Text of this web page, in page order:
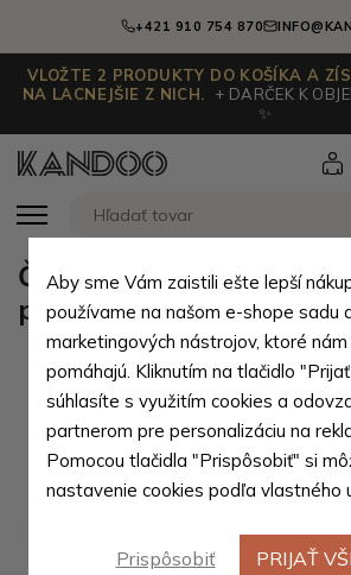
+421 910 754 870
VLOŽTE 2 PRODUKTY DO KOŠÍKA A
NA LACNEJŠIE Z NICH.
+ DARČEK K
✨
Červenočierna pánska
peňaženka Svante
Aby sme Vám zaistili ešte lepší
používame na našom e-shope sadu
marketingových nástrojov, ktoré
pomáhajú. Kliknutím na tlačidlo
súhlasíte s využitím cookies a
partnerom pre personalizáciu na
Pomocou tlačidla "Prispôsobiť" si
nastavenie cookies podľa vlastného
Prispôsobiť PRIJAŤ